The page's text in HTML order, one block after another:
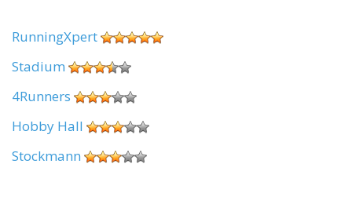
RunningXpert
Stadium
4Runners
Hobby Hall
Stockmann